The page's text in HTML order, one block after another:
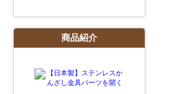
商品紹介